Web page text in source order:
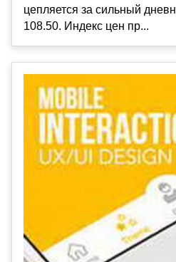
цепляется за сильный
108.50. Индекс цен пр...